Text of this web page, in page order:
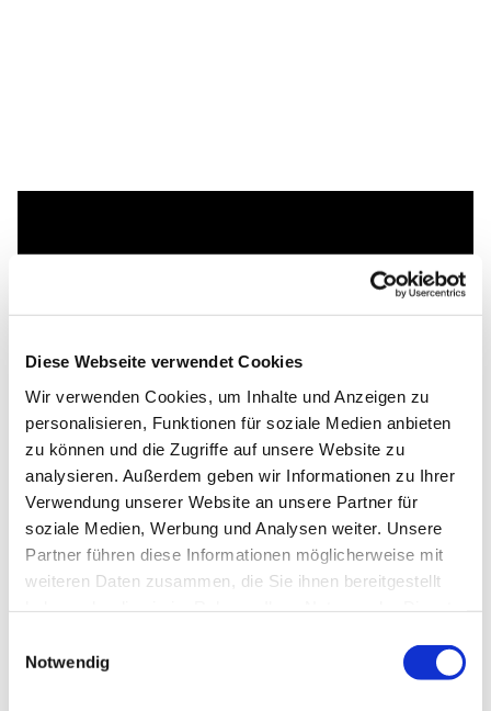
Diese Webseite verwendet Cookies
Wir verwenden Cookies, um Inhalte und Anzeigen zu
personalisieren, Funktionen für soziale Medien anbieten
zu können und die Zugriffe auf unsere Website zu
analysieren. Außerdem geben wir Informationen zu Ihrer
Verwendung unserer Website an unsere Partner für
soziale Medien, Werbung und Analysen weiter. Unsere
Partner führen diese Informationen möglicherweise mit
weiteren Daten zusammen, die Sie ihnen bereitgestellt
Notwendig
Dies könnte Sie auch